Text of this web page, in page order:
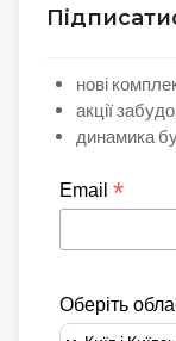
нові
акції
динамика
Email *
Оберіть